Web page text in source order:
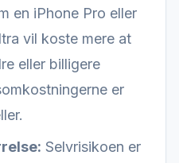
en iPhone Pro eller
vil koste mere at
eller billigere
er
Selvrisikoen er